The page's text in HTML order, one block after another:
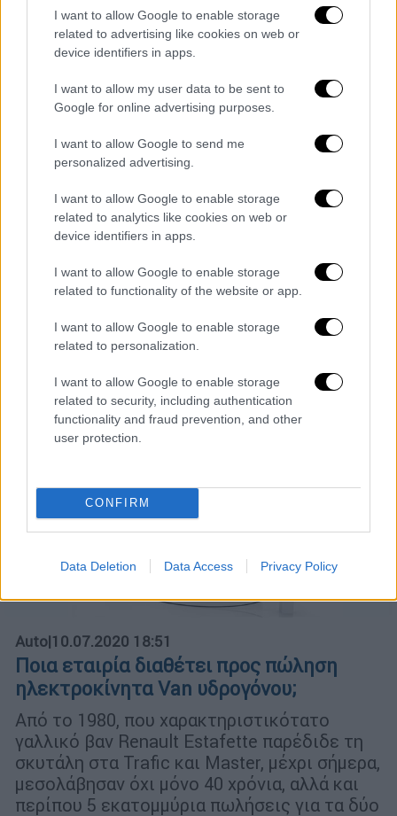
I want to allow Google to enable storage
related to advertising like cookies on web or
device identifiers in apps.
I want to allow my user data to be sent to
Google for online advertising purposes.
I want to allow Google to send me
personalized advertising.
I want to allow Google to enable storage
related to analytics like cookies on web or
device identifiers in apps.
I want to allow Google to enable storage
related to functionality of the website or app.
I want to allow Google to enable storage
related to personalization.
I want to allow Google to enable storage
related to security, including authentication
functionality and fraud prevention, and other
user protection.
CONFIRM
Data Deletion Data Access Privacy Policy
30.07.2020 14:11
Ποια εταιρεία πούλησε τα περισσότερα
ηλεκτρικά αυτοκίνητα το α' εξάμηνο του
2020
Το ηλεκτρικό best seller Renault ZOE,
βρέθηκε στην 1η θέση στις ευρωπαϊκές
πωλήσεις ηλεκτρικών οχημάτων, για το 1ο
εξάμηνο του 2020, ενώ και το δημοφιλές
σουπερμίνι Renault Clio κατέκτησε την 1η
θέση σε πωλήσεις στην Ευρώπη στην
κορυφή της αγοράς αυτοκινήτου της
Ευρώπης.
Auto|10.07.2020 18:51
Ποια εταιρία διαθέτει προς πώληση
ηλεκτροκίνητα Van υδρογόνου;
Από το 1980, που χαρακτηριστικότατο
γαλλικό βαν Renault Estafette παρέδιδε τη
σκυτάλη στα Trafic και Master, μέχρι σήμερα,
μεσολάβησαν όχι μόνο 40 χρόνια, αλλά και
περίπου 5 εκατομμύρια πωλήσεις για τα δύο